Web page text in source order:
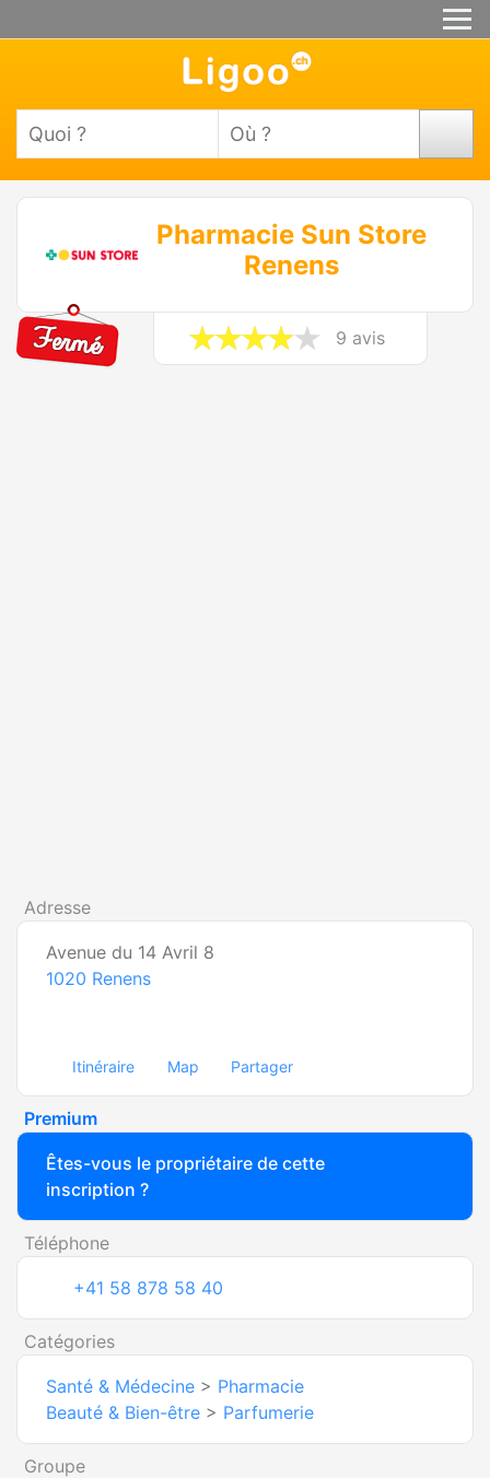
Pharmacie Sun Store
Renens
9 avis
Adresse
Avenue du 14 Avril 8
1020 Renens
Itinéraire Map Partager
Premium
Êtes-vous le propriétaire de cette
inscription ?
Téléphone
+41 58 878 58 40
Catégories
Santé & Médecine > Pharmacie
Beauté & Bien-être > Parfumerie
Groupe